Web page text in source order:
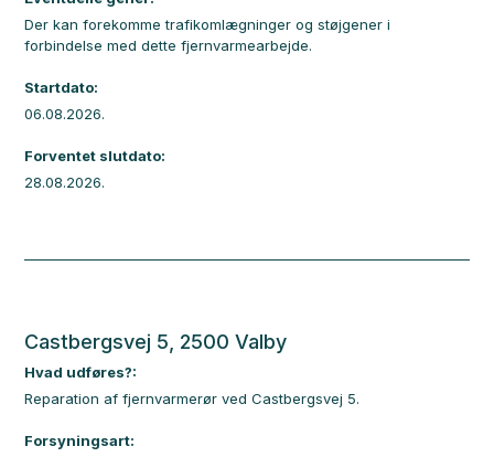
Der kan forekomme trafikomlægninger og støjgener i
forbindelse med dette fjernvarmearbejde.
Startdato:
06.08.2026.
Forventet slutdato:
28.08.2026.
Castbergsvej 5, 2500 Valby
Hvad udføres?:
Reparation af fjernvarmerør ved Castbergsvej 5.
Forsyningsart: